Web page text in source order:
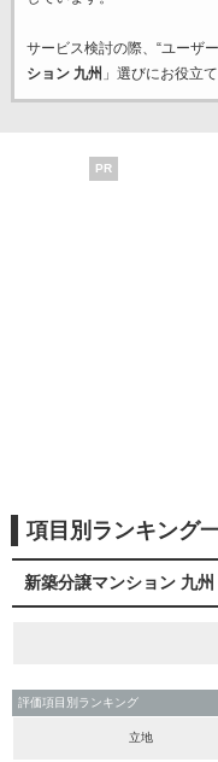
サービス検討の際、“ユーザ
ション 九州 」選びにお役立
PR
項目別ランキング
新築分譲マンション 九州
評価項目別ランキング
立地